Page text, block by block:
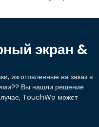
экран &
изготовленные на заказ в
Вы нашли решение
TouchWo может